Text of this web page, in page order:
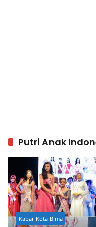
Putri Anak
Kabar Kota Bima